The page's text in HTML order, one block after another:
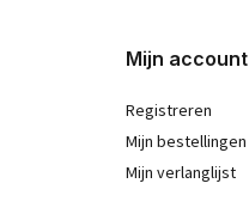
Mijn account
Registreren
Mijn bestellingen
Mijn verlanglijst